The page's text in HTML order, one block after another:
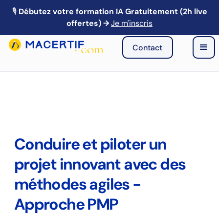
🎙️ Webinaire IA : Mardi 21 avril à 13h → Je m'inscris
Contact
Conduire et piloter un
projet innovant avec des
méthodes agiles -
Approche PMP
🎙️ Débutez votre formation IA Gratuitement (2h live
offertes) →Je m'inscris